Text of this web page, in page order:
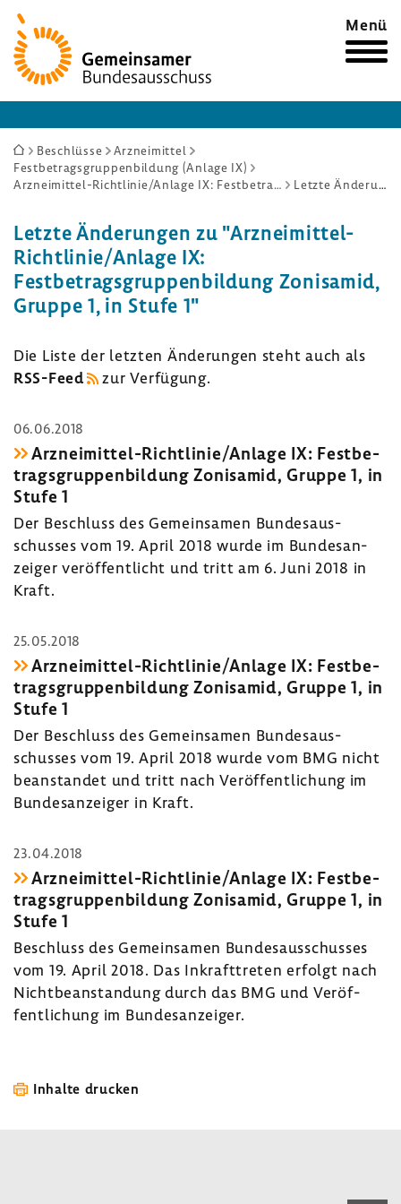
Zur
Startseite
Menü
Sie
sind
Beschlüsse
Arzneimittel
Festbetragsgruppenbildung (Anlage IX)
Arzneimittel-Richtlinie/Anlage IX: Festbetragsgruppenbildung Zonisamid, Gruppe 1, in Stufe 1
Letzte Änderungen
Letzte Ände­rungen zu "Arzneimittel-​
Richtlinie/Anlage IX:
Fest­be­trags­grup­pen­bil­dung Zoni­samid,
Gruppe 1, in Stufe 1"
Die Liste der letzten Ände­rungen steht auch als
RSS-​Feed
zur Verfü­gung.
06.06.2018
Arzneimittel-​Richtlinie/Anlage IX: Fest­be­
trags­grup­pen­bil­dung Zoni­samid, Gruppe 1, in
Stufe 1
Der Beschluss des Gemein­samen Bundes­aus­
schusses vom 19. April 2018 wurde im Bundes­an­
zeiger veröf­fent­licht und tritt am 6. Juni 2018 in
Kraft.
25.05.2018
Arzneimittel-​Richtlinie/Anlage IX: Fest­be­
trags­grup­pen­bil­dung Zoni­samid, Gruppe 1, in
Stufe 1
Der Beschluss des Gemein­samen Bundes­aus­
schusses vom 19. April 2018 wurde vom BMG nicht
bean­standet und tritt nach Veröf­fent­li­chung im
Bundes­an­zeiger in Kraft.
23.04.2018
Arzneimittel-​Richtlinie/Anlage IX: Fest­be­
trags­grup­pen­bil­dung Zoni­samid, Gruppe 1, in
Stufe 1
Beschluss des Gemein­samen Bundes­aus­schusses
vom 19. April 2018. Das Inkraft­treten erfolgt nach
Nicht­be­an­stan­dung durch das BMG und Veröf­
fent­li­chung im Bundes­an­zeiger.
Inhalte drucken